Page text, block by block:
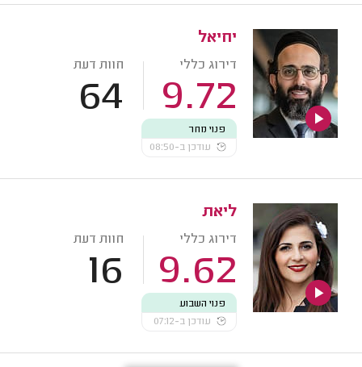
יחיאל
דירוג כללי
9.72
חוות דעת
64
פנוי מחר
עודכן ב-08:50
ליאת
דירוג כללי
9.62
חוות דעת
16
פנוי השבוע
עודכן ב-07:12